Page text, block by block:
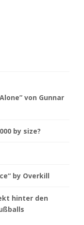
von Gunnar
by size?
by Overkill
hinter den